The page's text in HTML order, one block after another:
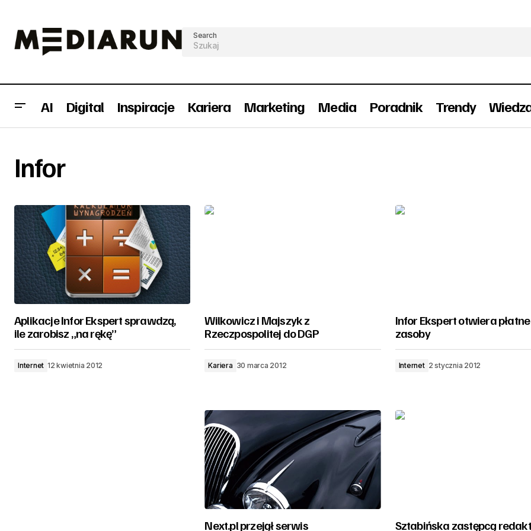
Search
AI Digital Inspiracje Kariera Marketing Media Poradnik Trendy
Infor
Aplikacje Infor Ekspert sprawdzą,
ile zarobisz „na rękę”
Internet 12 kwietnia 2012
Wilkowicz i Majszyk z
Rzeczpospolitej do DGP
Kariera 30 marca 2012
Infor Ekspert otwiera płatne
zasoby
Internet 2 stycznia 2012
Next.pl przejął serwis
Sztabińska zastępcą